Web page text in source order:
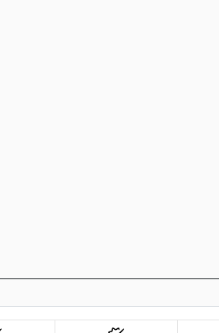
و ساعاتی خوش را به میهمانان هدیه
دریا می تواند لذت این شادی را بیشتر کند.
شامل استخر، سونا و جکوزی وجود دارد
که سبب پرورش و تقویت عضلات میهمانان
غرفه های مد و پوشاک در این